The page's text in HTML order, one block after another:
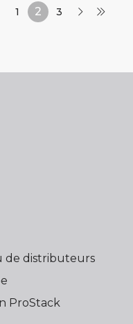
1 2 3
de distributeurs
ProStack